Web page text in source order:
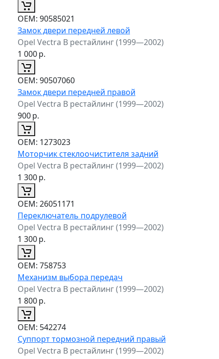
ОЕМ: 90585021
Замок двери передней левой
Opel Vectra B рестайлинг (1999—2002)
1 000р.
ОЕМ: 90507060
Замок двери передней правой
Opel Vectra B рестайлинг (1999—2002)
900р.
ОЕМ: 1273023
Моторчик стеклоочистителя задний
Opel Vectra B рестайлинг (1999—2002)
1 300р.
ОЕМ: 26051171
Переключатель подрулевой
Opel Vectra B рестайлинг (1999—2002)
1 300р.
ОЕМ: 758753
Механизм выбора передач
Opel Vectra B рестайлинг (1999—2002)
1 800р.
ОЕМ: 542274
Суппорт тормозной передний правый
Opel Vectra B рестайлинг (1999—2002)